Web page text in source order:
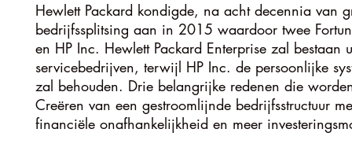
Hewlett Packard kondigde, na acht decennia van
bedrijfssplitsing aan in 2015 waardoor twee
en HP Inc. Hewlett Packard Enterprise zal bestaan
servicebedrijven, terwijl HP Inc. de persoonlijke
zal behouden. Drie belangrijke redenen die
Creëren van een gestroomlijnde bedrijfsstructuur
financiële onafhankelijkheid en meer